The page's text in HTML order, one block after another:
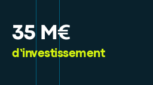
35 M€
d’investissement